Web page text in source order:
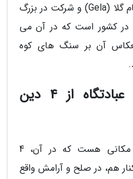
دهکده کوهستانی کوچی به نام گلا (Gela) و شرکت در بزرگ
در کشور است که در آن می
آن بر سنگ های کوه
ایستادن در مرکز 4 عبادتگاه از 4 دین
دقیقا در مرکز شهر صوفیه، مکانی هست که در آن، 4
در کنار هم، در صلح و آرامش واقع